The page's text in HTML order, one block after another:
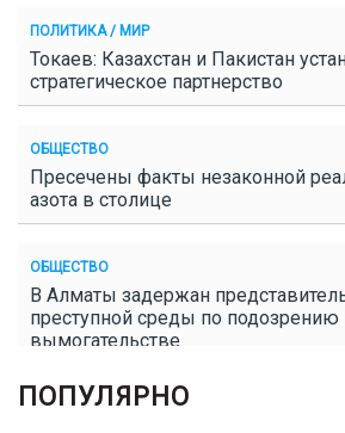
ПОЛИТИКА / МИР
Токаев: Казахстан и Пакистан
стратегическое партнерство
ОБЩЕСТВО
Пресечены факты незаконной
азота в столице
ОБЩЕСТВО
В Алматы задержан
преступной среды по подозрению
вымогательстве
ОБЩЕСТВО
ПОПУЛЯРНО